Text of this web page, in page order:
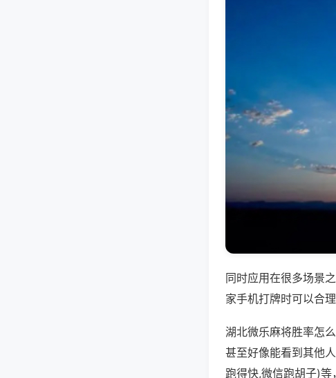
同时应用在很多场景
家手机打牌时可以合
湖北微乐麻将胜率怎
甚至好像能看到其他
跑得快,微信跑胡子)等